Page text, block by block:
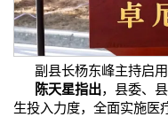
副县长杨东峰主持启用
陈天星指出，县委、
生投入力度，全面实施医